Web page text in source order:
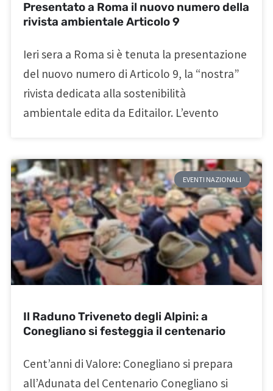
Presentato a Roma il nuovo numero della
rivista ambientale Articolo 9
Ieri sera a Roma si è tenuta la presentazione
del nuovo numero di Articolo 9, la “nostra”
rivista dedicata alla sostenibilità
ambientale edita da Editailor. L’evento
EVENTI NAZIONALI
Il Raduno Triveneto degli Alpini: a
Conegliano si festeggia il centenario
Cent’anni di Valore: Conegliano si prepara
all’Adunata del Centenario Conegliano si